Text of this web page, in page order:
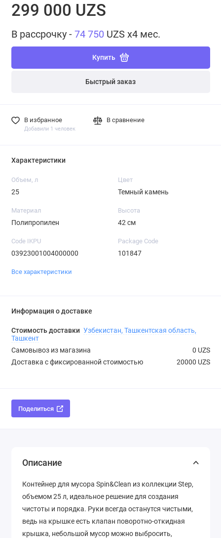
299 000 UZS
В рассрочку - 74 750 UZS x4 мес.
Купить
Быстрый заказ
В избранное
Добавили 1 человек
В сравнение
Характеристики
Объем, л
25
Цвет
Темный камень
Материал
Полипропилен
Высота
42 см
Code IKPU
03923001004000000
Package Code
101847
Все характеристики
Информация о доставке
Стоимость доставки Узбекистан, Ташкентская область,
Ташкент
Самовывоз из магазина
0 UZS
Доставка с фиксированной стоимостью
20000 UZS
Поделиться
Описание
Контейнер для мусора Spin&Clean из коллекции Step,
объемом 25 л, идеальное решение для создания
чистоты и порядка. Руки всегда останутся чистыми,
ведь на крышке есть клапан поворотно-откидная
крышка, небольшой мусор можно выбросить,